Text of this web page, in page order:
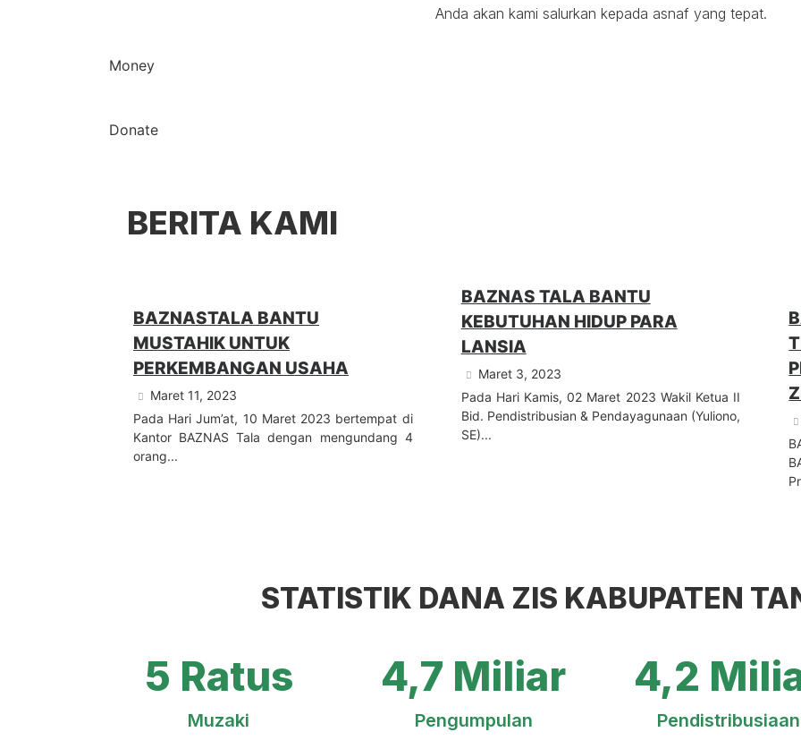
Anda akan kami salurkan kepada asnaf yang tepat.
Money
Donate
BERITA KAMI
BAZNASTALA BANTU
MUSTAHIK UNTUK
PERKEMBANGAN USAHA
Maret 11, 2023
Pada Hari Jum’at, 10 Maret 2023 bertempat di
Kantor BAZNAS Tala dengan mengundang 4
orang...
BAZNAS TALA BANTU
KEBUTUHAN HIDUP PARA
LANSIA
Maret 3, 2023
Pada Hari Kamis, 02 Maret 2023 Wakil Ketua II
Bid. Pendistribusian & Pendayagunaan (Yuliono,
SE)...
STATISTIK DANA ZIS KABUPATEN
5 Ratus
Muzaki
4,7 Miliar
Pengumpulan
4,2
Pendistribusiaan